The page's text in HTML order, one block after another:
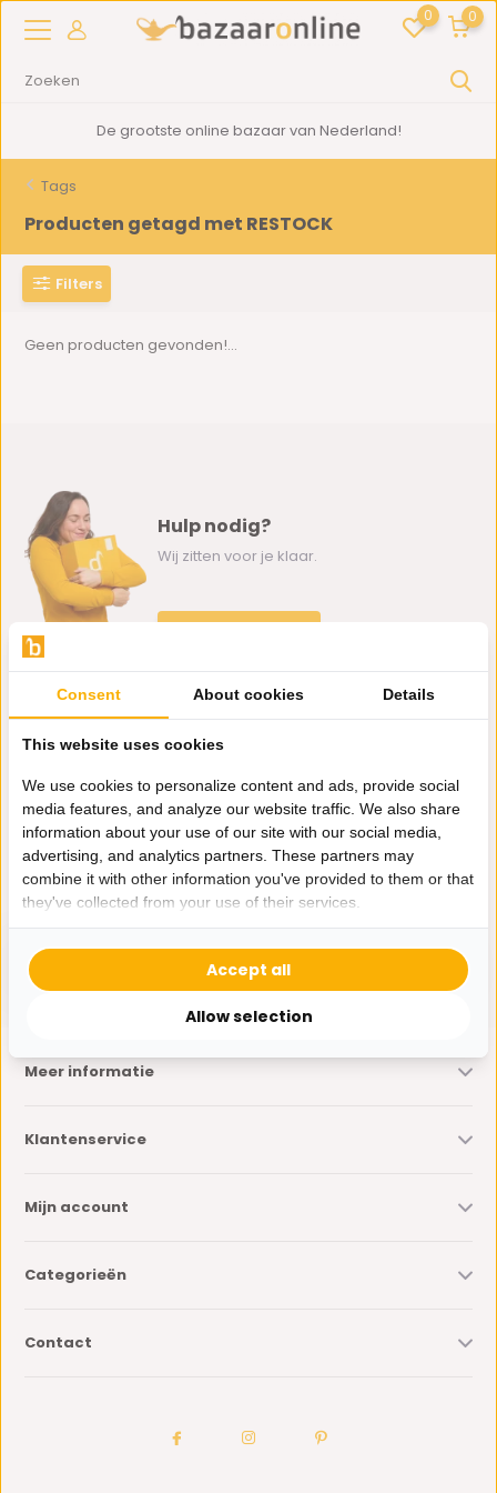
0 0
De grootste online bazaar van Nederland!
Tags
Producten getagd met RESTOCK
Filters
Geen producten gevonden!...
Hulp nodig?
Wij zitten voor je klaar.
klantenservice@bazaaronline.nl
Ontvang de nieuwste aanbiedingen en promoties. We zullen
je niet spammen, beloofd.
* Lees hier de wettelijke beperkingen
Meer informatie
Klantenservice
Mijn account
Categorieën
Contact
Consent About cookies Details
This website uses cookies
We use cookies to personalize content and ads, provide social
media features, and analyze our website traffic. We also share
information about your use of our site with our social media,
advertising, and analytics partners. These partners may
combine it with other information you've provided to them or that
they've collected from your use of their services.
Allow selection
Accept all